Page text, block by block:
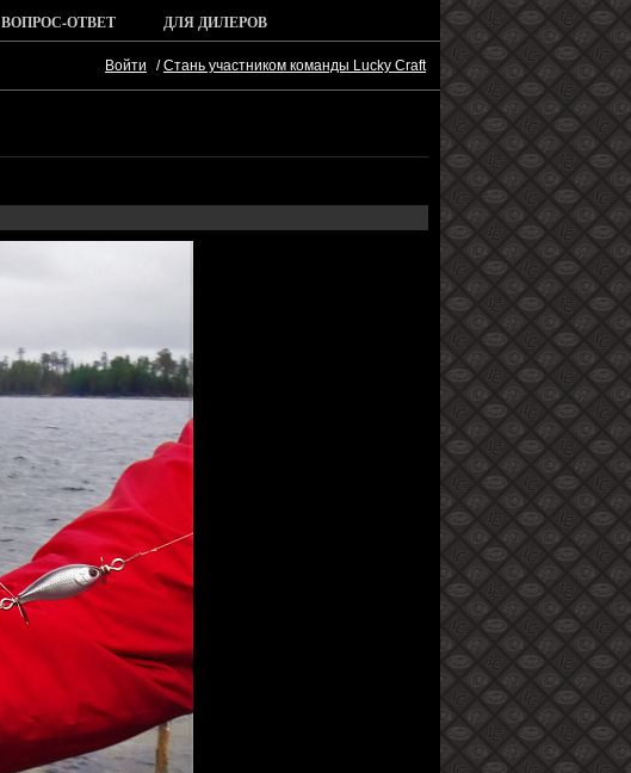
ВОПРОС-ОТВЕТ ДЛЯ ДИЛЕРОВ
Войти /Стань участником команды Lucky Craft